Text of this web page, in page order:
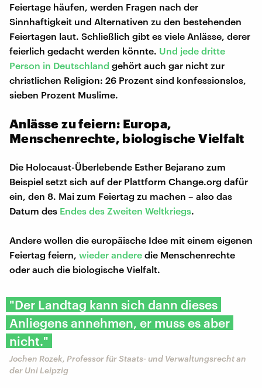
Feiertage häufen, werden Fragen nach der
Sinnhaftigkeit und Alternativen zu den bestehenden
Feiertagen laut. Schließlich gibt es viele Anlässe, derer
feierlich gedacht werden könnte. Und jede dritte
Person in Deutschland gehört auch gar nicht zur
christlichen Religion: 26 Prozent sind konfessionslos,
sieben Prozent Muslime.
Anlässe zu feiern: Europa,
Menschenrechte, biologische Vielfalt
Die Holocaust-Überlebende Esther Bejarano zum
Beispiel setzt sich auf der Plattform Change.org dafür
ein, den 8. Mai zum Feiertag zu machen – also das
Datum des Endes des Zweiten Weltkriegs.
Andere wollen die europäische Idee mit einem eigenen
Feiertag feiern, wieder andere die Menschenrechte
oder auch die biologische Vielfalt.
"Der Landtag kann sich dann dieses
Anliegens annehmen, er muss es aber
nicht."
Jochen Rozek, Professor für Staats- und Verwaltungsrecht an
der Uni Leipzig